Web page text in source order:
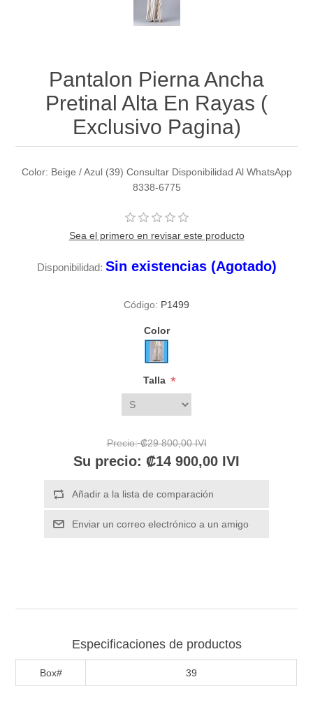
Pantalon Pierna Ancha
Pretinal Alta En Rayas (
Exclusivo Pagina)
Color: Beige / Azul (39) Consultar Disponibilidad Al WhatsApp
8338-6775
Sea el primero en revisar este producto
Disponibilidad: Sin existencias (Agotado)
Código: P1499
Color
Talla *
Precio: ₡29 800,00 IVI
Su precio: ₡14 900,00 IVI
Especificaciones de productos
Box# 39